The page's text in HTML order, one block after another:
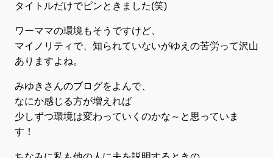
タイトルだけでピンときました(笑)
ワーママの環境もそうですけど、
マイノリティで、知られていないがゆえの苦労って沢山
ありますよね。
みゆきさんのブログをよんで、
なにか感じる方が増えれば
少しずつ環境は変わっていくのかな～と思っていま
す！